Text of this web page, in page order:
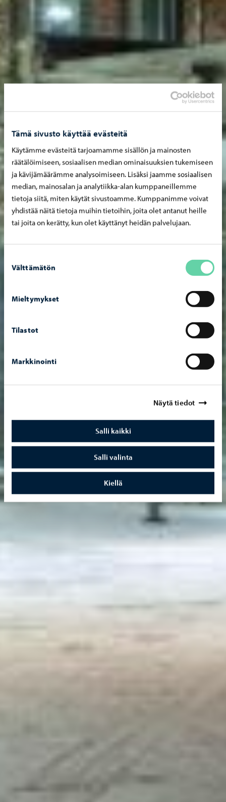
Tämä sivusto käyttää evästeitä
Käytämme evästeitä tarjoamamme sisällön ja mainosten
räätälöimiseen, sosiaalisen median ominaisuuksien tukemiseen
ja kävijämäärämme analysoimiseen. Lisäksi jaamme sosiaalisen
median, mainosalan ja analytiikka-alan kumppaneillemme
tietoja siitä, miten käytät sivustoamme. Kumppanimme voivat
yhdistää näitä tietoja muihin tietoihin, joita olet antanut heille
tai joita on kerätty, kun olet käyttänyt heidän palvelujaan.
valinta
Välttämätön
Mieltymykset
Tilastot
Markkinointi
Näytä tiedot
Salli kaikki
Salli valinta
Kiellä